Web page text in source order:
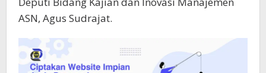
ASN, Agus Sudrajat.